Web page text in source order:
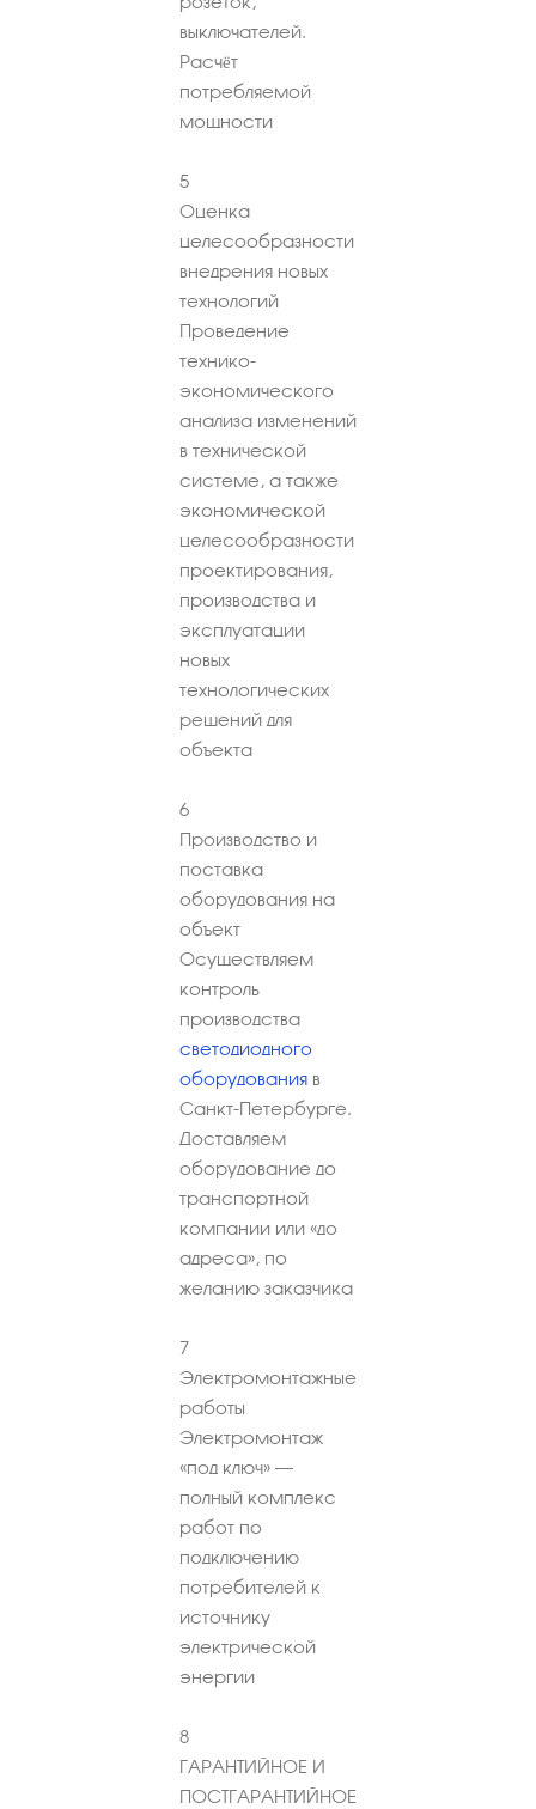
выключателей.
Расчёт
потребляемой
мощности
5
Оценка
целесообразности
внедрения новых
технологий
Проведение
технико-
экономического
анализа изменений
в технической
системе, а также
экономической
целесообразности
проектирования,
производства и
эксплуатации
новых
технологических
решений для
объекта
6
Производство и
поставка
оборудования на
объект
Осуществляем
контроль
производства
светодиодного
оборудования в
Санкт-Петербурге.
Доставляем
оборудование до
транспортной
компании или «до
адреса», по
желанию заказчика
7
Электромонтажные
работы
Электромонтаж
«под ключ» –
полный комплекс
работ по
подключению
потребителей к
источнику
электрической
энергии
8
ГАРАНТИЙНОЕ И
ПОСТГАРАНТИЙНОЕ